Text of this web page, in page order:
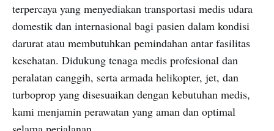
terpercaya yang menyediakan transportasi medis udara
domestik dan internasional bagi pasien dalam kondisi
darurat atau membutuhkan pemindahan antar fasilitas
kesehatan. Didukung tenaga medis profesional dan
peralatan canggih, serta armada helikopter, jet, dan
turboprop yang disesuaikan dengan kebutuhan medis,
kami menjamin perawatan yang aman dan optimal